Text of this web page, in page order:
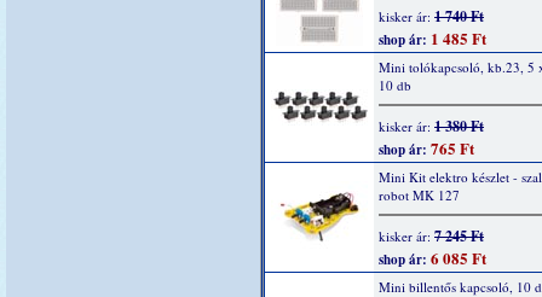
kisker ár: 1 740 Ft
shop ár: 1 485 Ft
Mini tolókapcsoló, kb.23, 5
10 db
kisker ár: 1 380 Ft
shop ár: 765 Ft
Mini Kit elektro készlet -
robot MK 127
kisker ár: 7 245 Ft
shop ár: 6 085 Ft
Mini billentős kapcsoló, 10